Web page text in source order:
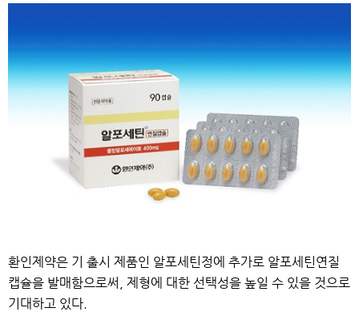
환인제약은 기 출시 제품인 알포세틴정에 추가로 알포세틴연질
캡슐을 발매함으로써, 제형에 대한 선택성을 높일 수 있을 것으로
기대하고 있다.